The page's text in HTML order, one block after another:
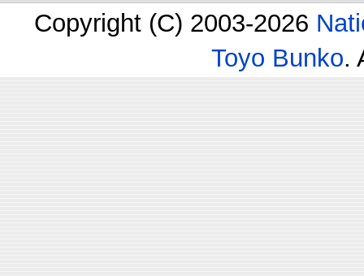
Copyright (C) 2003-2026
Toyo Bunko.